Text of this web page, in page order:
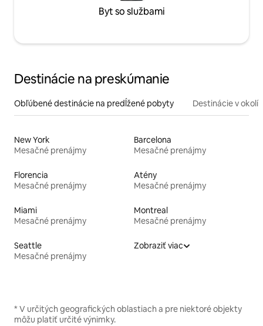
Byt so službami
Destinácie na preskúmanie
Obľúbené destinácie na predĺžené pobyty Destinácie v okolí
New York
Mesačné prenájmy
Barcelona
Mesačné prenájmy
Florencia
Mesačné prenájmy
Atény
Mesačné prenájmy
Miami
Mesačné prenájmy
Montreal
Mesačné prenájmy
Seattle
Mesačné prenájmy
Zobraziť viac
* V určitých geografických oblastiach a pre niektoré objekty
môžu platiť určité výnimky.